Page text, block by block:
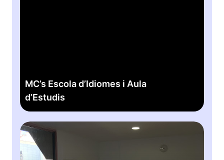
MC’s Escola d’Idiomes i Aula
d’Estudis
a
’
I
d
E
n
g